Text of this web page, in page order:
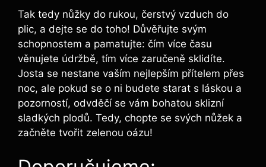
Tak tedy nůžky do rukou,⁤ čerstvý vzduch do
plic, a dejte se do toho! Důvěřujte svým ​
schopnostem a pamatujte: čím více času
věnujete údržbě, tím⁢ více zaručeně sklidíte.
Josta se nestane vaším nejlepším přítelem přes​
noc, ale pokud ⁤se o ni budete starat s láskou a
pozorností, odvděčí se‌ vám bohatou sklizní
sladkých plodů. Tedy, chopte ⁢se svých nůžek a
začněte tvořit zelenou⁤ oázu!